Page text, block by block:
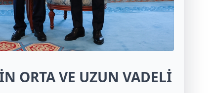
ORTA VE UZUN VADELİ